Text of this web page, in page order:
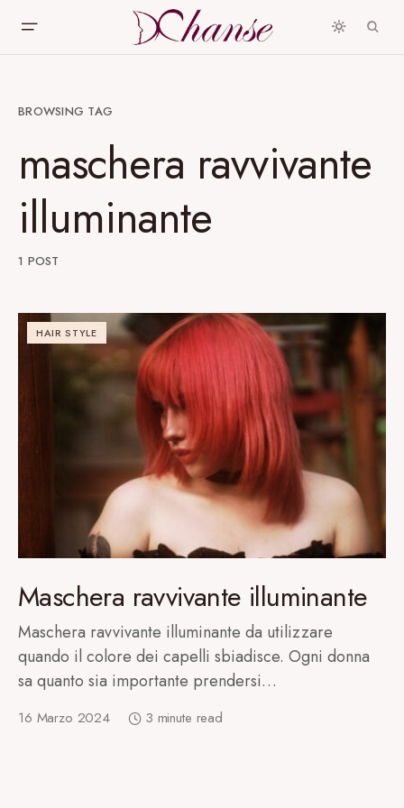
BROWSING TAG
maschera ravvivante
illuminante
1 POST
HAIR STYLE
Maschera ravvivante illuminante
Maschera ravvivante illuminante da utilizzare
quando il colore dei capelli sbiadisce. Ogni donna
sa quanto sia importante prendersi…
16 Marzo 2024 3 minute read